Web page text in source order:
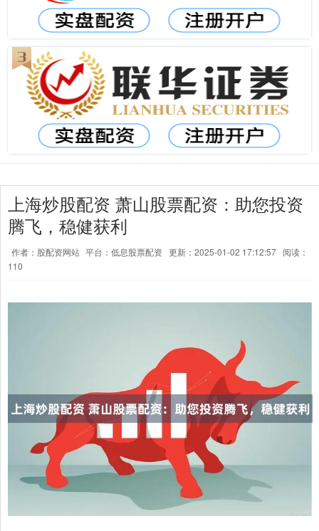
上海炒股配资 萧山股票配资：助您投资
腾飞，稳健获利
作者：股配资网站 平台：低息股票配资 更新：2025-01-02 17:12:57 阅读：
110